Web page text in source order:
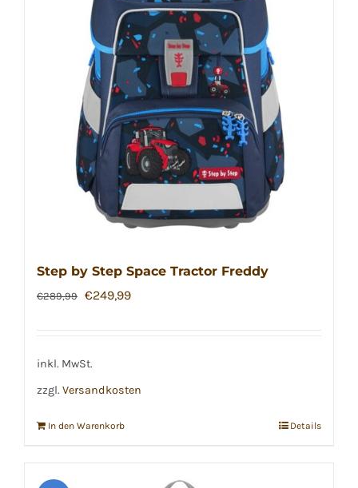
Step by Step Space Tractor Freddy
€289,99 Ursprünglicher
€289,99
€249,99Aktueller
inkl. MwSt.
zzgl. Versandkosten
In den Warenkorb Details